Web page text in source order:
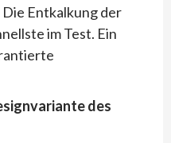
Die Entkalkung der
im Test. Ein
des